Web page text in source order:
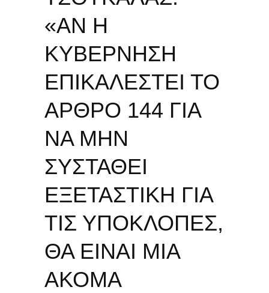
«ΑΝ Η
ΚΥΒΕΡΝΗΣΗ
ΕΠΙΚΑΛΕΣΤΕΙ ΤΟ
ΑΡΘΡΟ 144 ΓΙΑ
ΝΑ ΜΗΝ
ΣΥΣΤΑΘΕΙ
ΕΞΕΤΑΣΤΙΚΗ ΓΙΑ
ΤΙΣ ΥΠΟΚΛΟΠΕΣ,
ΘΑ ΕΙΝΑΙ ΜΙΑ
ΑΚΟΜΑ